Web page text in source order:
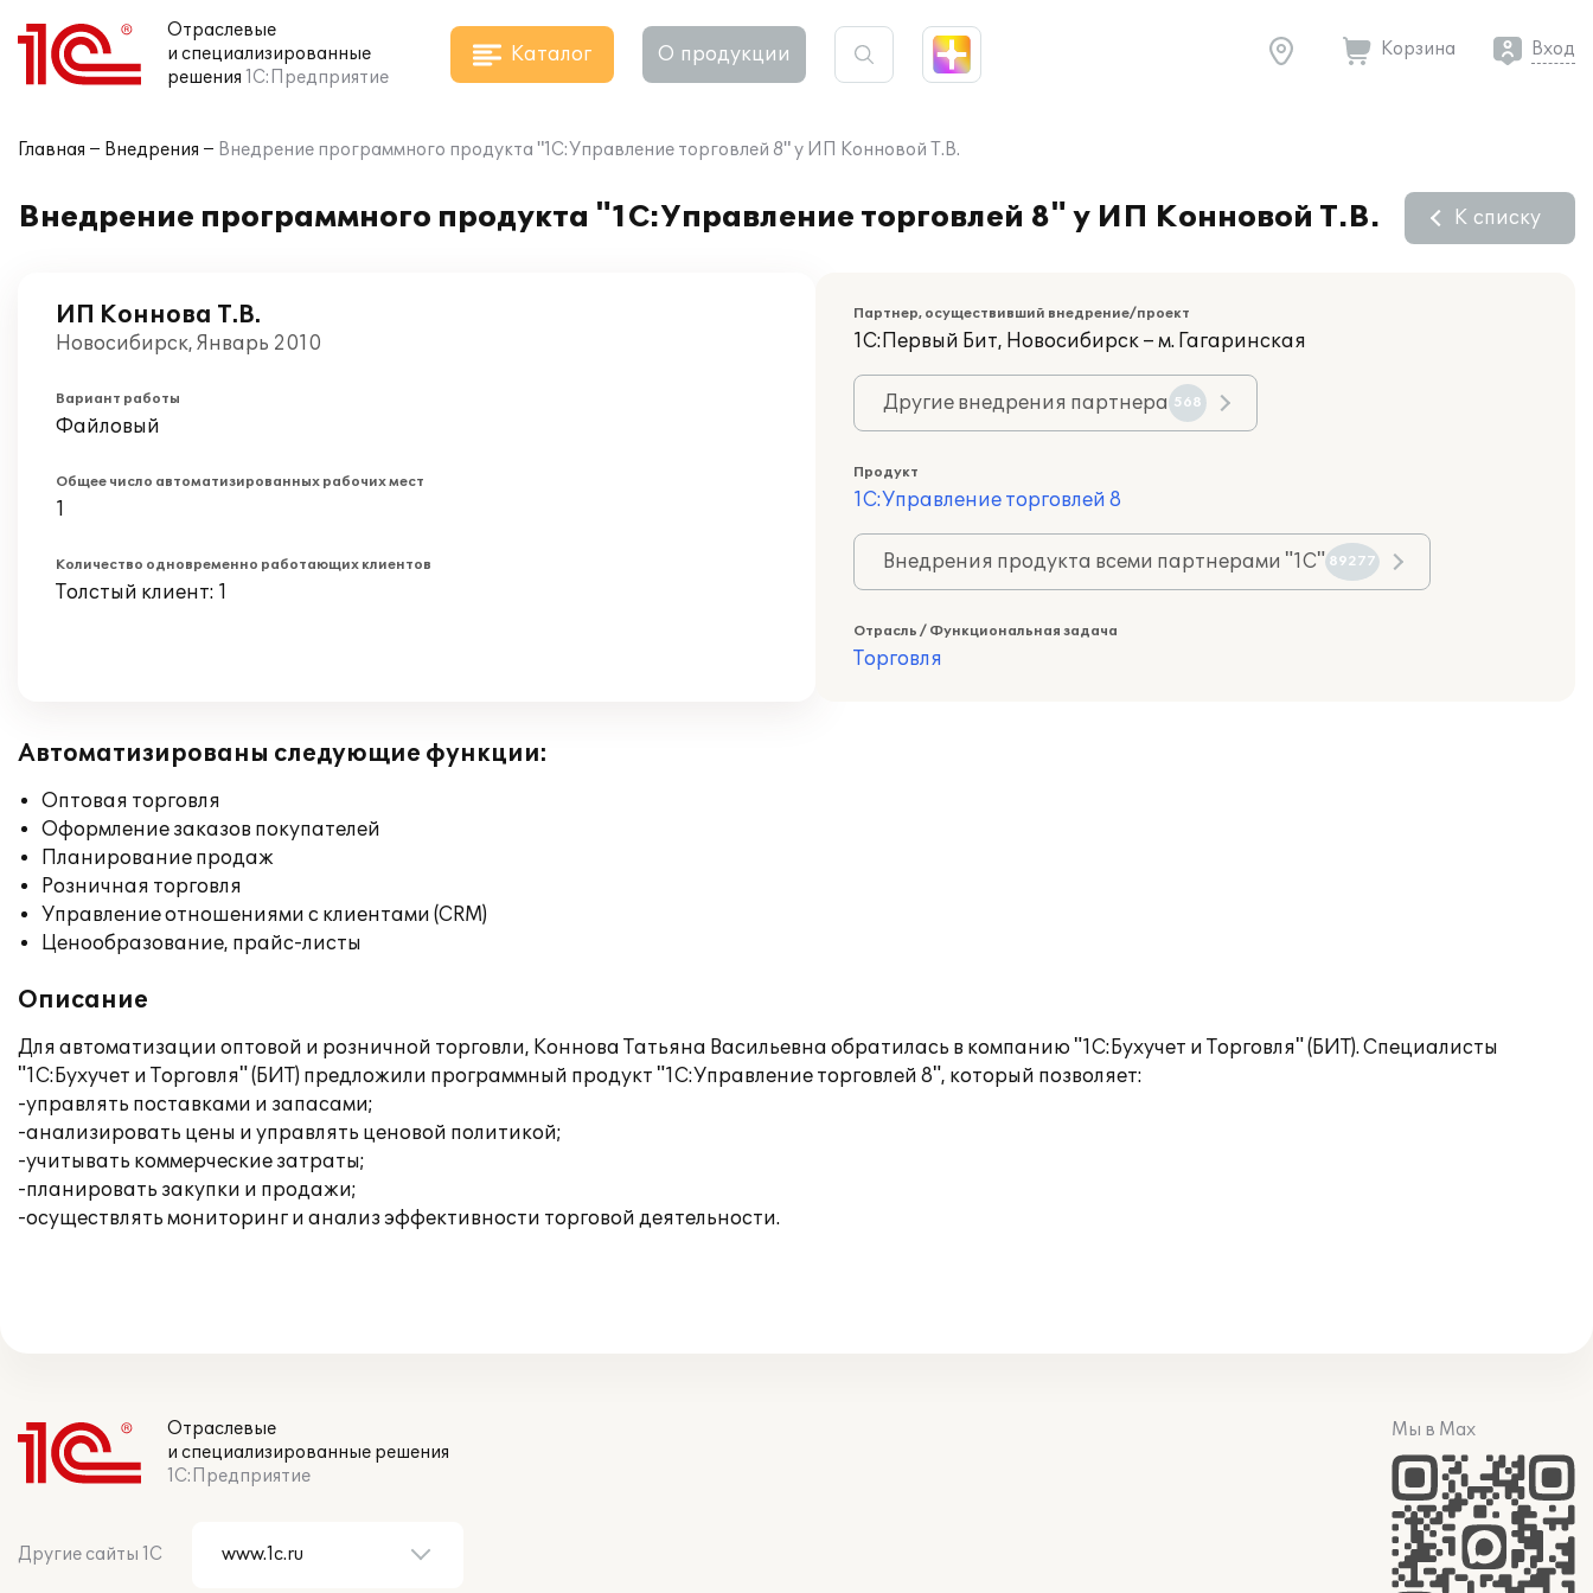
Отраслевые
и специализированные
решения 1С:Предприятие
Каталог О продукции Корзина Вход
Главная Внедрения Внедрение программного продукта "1С:Управление торговлей 8" у ИП Конновой Т.В.
Внедрение программного продукта "1С:Управление торговлей 8" у ИП Конновой Т.В. К списку
ИП Коннова Т.В.
Новосибирск, Январь 2010
Вариант работы
Файловый
Общее число автоматизированных рабочих мест
1
Количество одновременно работающих клиентов
Толстый клиент: 1
Партнер, осуществивший внедрение/проект
1С:Первый Бит, Новосибирск – м. Гагаринская
Другие внедрения партнера 568
Продукт
1С:Управление торговлей 8
Внедрения продукта всеми партнерами "1С" 89277
Отрасль / Функциональная задача
Торговля
Автоматизированы следующие функции:
Оптовая торговля
Оформление заказов покупателей
Планирование продаж
Розничная торговля
Управление отношениями с клиентами (CRM)
Ценообразование, прайс-листы
Описание
Для автоматизации оптовой и розничной торговли, Коннова Татьяна Васильевна обратилась в компанию "1С:Бухучет и Торговля" (БИТ). Специалисты
"1С:Бухучет и Торговля" (БИТ) предложили программный продукт "1С:Управление торговлей 8", который позволяет:
-управлять поставками и запасами;
-анализировать цены и управлять ценовой политикой;
-учитывать коммерческие затраты;
-планировать закупки и продажи;
-осуществлять мониторинг и анализ эффективности торговой деятельности.
Отраслевые
и специализированные решения
1С:Предприятие
Другие сайты 1С
Мы в Max